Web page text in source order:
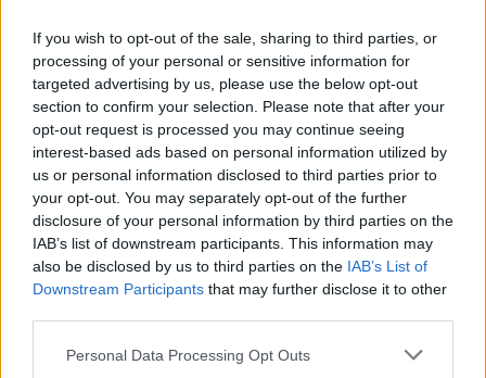
If you wish to opt-out of the sale, sharing to third parties, or
processing of your personal or sensitive information for
targeted advertising by us, please use the below opt-out
section to confirm your selection. Please note that after your
opt-out request is processed you may continue seeing
interest-based ads based on personal information utilized by
us or personal information disclosed to third parties prior to
your opt-out. You may separately opt-out of the further
disclosure of your personal information by third parties on the
IAB’s list of downstream participants. This information may
also be disclosed by us to third parties on the IAB’s List of
Downstream Participants that may further disclose it to other
Personal Data Processing Opt Outs
από την ευθραυστότητα και τα πάθη της
ανθρώπινης φύσης.
Ποια είναι η ψυχολογική βάση αυτής της ανάγκης:
• Αυτή η συμπεριφορά μπορεί να προέρχεται από